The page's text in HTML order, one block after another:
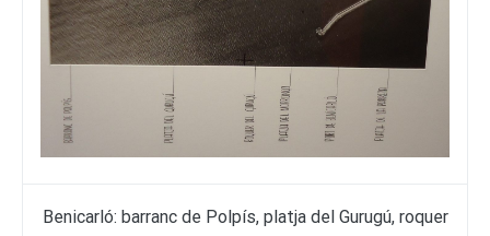
Benicarló: barranc de Polpís, platja del Gurugú, roquer